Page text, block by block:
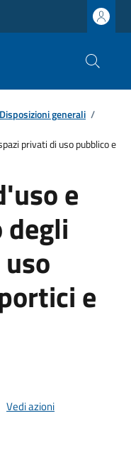
Disposizioni generali /
privati di uso pubblico e
e
e
Vedi azioni